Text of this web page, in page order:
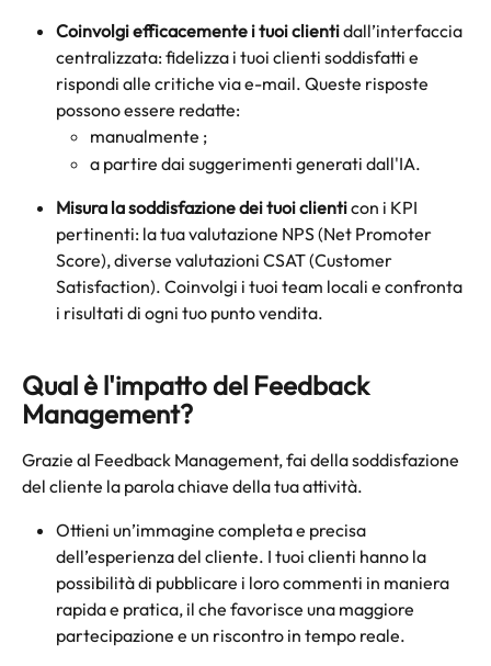
Coinvolgi efficacemente i tuoi clienti dall’interfaccia
centralizzata: fidelizza i tuoi clienti soddisfatti e
rispondi alle critiche via e-mail. Queste risposte
possono essere redatte:
manualmente ;
a partire dai suggerimenti generati dall'IA.
Misura la soddisfazione dei tuoi clienti con i KPI
pertinenti: la tua valutazione NPS (Net Promoter
Score), diverse valutazioni CSAT (Customer
Satisfaction). Coinvolgi i tuoi team locali e confronta
i risultati di ogni tuo punto vendita.
Qual è l'impatto del Feedback
Management?
Grazie al Feedback Management, fai della soddisfazione
del cliente la parola chiave della tua attività.
Ottieni un’immagine completa e precisa
dell’esperienza del cliente. I tuoi clienti hanno la
possibilità di pubblicare i loro commenti in maniera
rapida e pratica, il che favorisce una maggiore
partecipazione e un riscontro in tempo reale.